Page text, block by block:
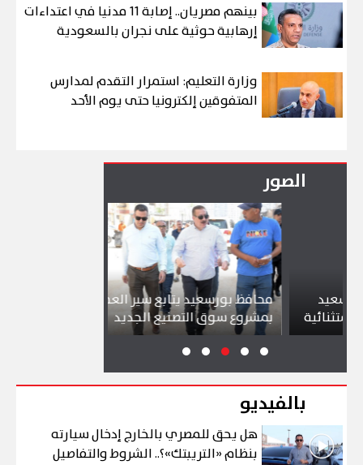
بينهم مصريان.. إصابة 11 مدنيا في اعتداءات
إرهابية حوثية على نجران بالسعودية
وزارة التعليم: استمرار التقدم لمدارس
المتفوقين إلكترونيا حتى يوم الأحد
الصور
محافظ بورسعيد يتابع سير العمل
بمشروع سوق التصنيع الجديد
بالفيديو
هل يحق للمصري بالخارج إدخال سيارته
بنظام «التريبتك»؟.. الشروط والتفاصيل